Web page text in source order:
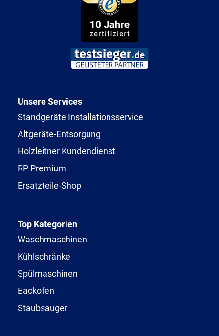
Unsere Services
Standgeräte Installationsservice
Altgeräte-Entsorgung
Holzleitner Kundendienst
RP Premium
Ersatzteile-Shop
Top Kategorien
Waschmaschinen
Kühlschränke
Spülmaschinen
Backöfen
Staubsauger